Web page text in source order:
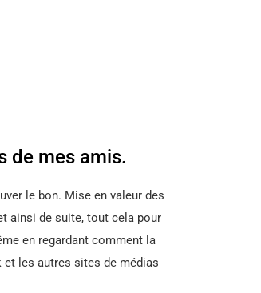
de mes amis.
le bon. Mise en valeur des
ainsi de suite, tout cela pour
en regardant comment la
les autres sites de médias